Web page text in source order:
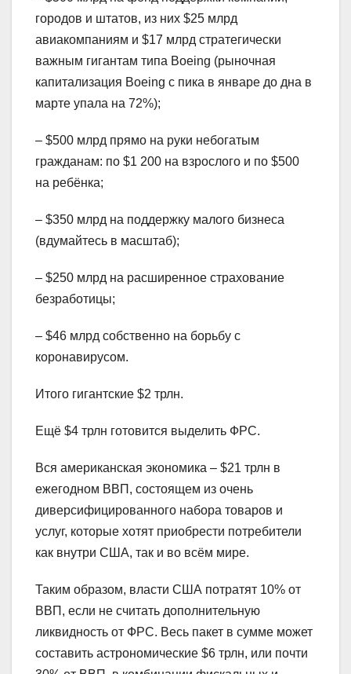
городов и штатов, из них $25 млрд
авиакомпаниям и $17 млрд стратегически
важным гигантам типа Boeing (рыночная
капитализация Boeing с пика в январе до дна в
марте упала на 72%);
– $500 млрд прямо на руки небогатым
гражданам: по $1 200 на взрослого и по $500
на ребёнка;
– $350 млрд на поддержку малого бизнеса
(вдумайтесь в масштаб);
– $250 млрд на расширенное страхование
безработицы;
– $46 млрд собственно на борьбу с
коронавирусом.
Итого гигантские $2 трлн.
Ещё $4 трлн готовится выделить ФРС.
Вся американская экономика – $21 трлн в
ежегодном ВВП, состоящем из очень
диверсифицированного набора товаров и
услуг, которые хотят приобрести потребители
как внутри США, так и во всём мире.
Таким образом, власти США потратят 10% от
ВВП, если не считать дополнительную
ликвидность от ФРС. Весь пакет в сумме может
составить астрономические $6 трлн, или почти